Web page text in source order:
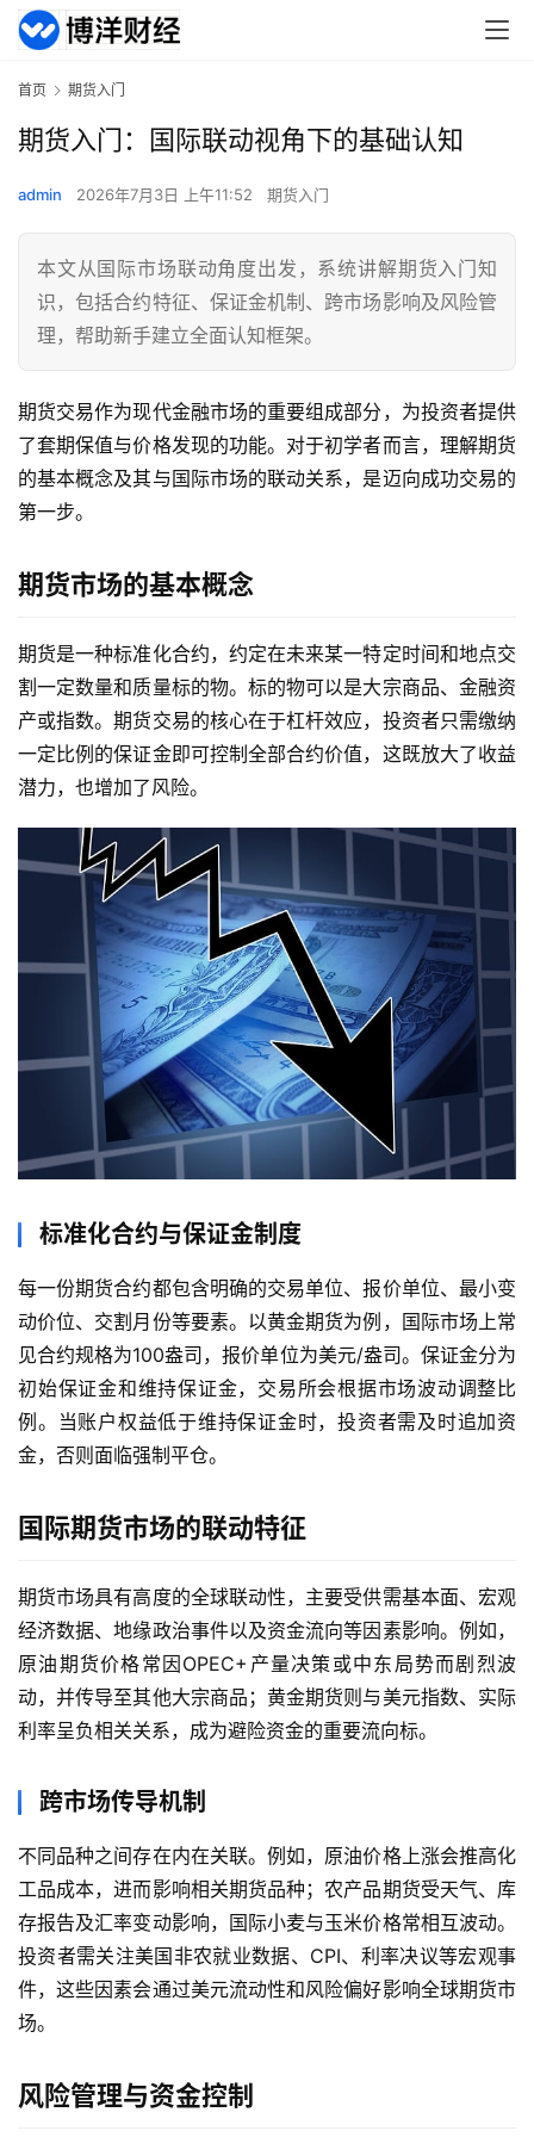
油
首页 期货入门
期货入门：国际联动视角下的基础认知
admin 2026年7月3日 上午11:52 期货入门
本文从国际市场联动角度出发，系统讲解期货入门知
识，包括合约特征、保证金机制、跨市场影响及风险管
理，帮助新手建立全面认知框架。
期货交易作为现代金融市场的重要组成部分，为投资者提供
了套期保值与价格发现的功能。对于初学者而言，理解期货
的基本概念及其与国际市场的联动关系，是迈向成功交易的
第一步。
期货市场的基本概念
期货是一种标准化合约，约定在未来某一特定时间和地点交
割一定数量和质量标的物。标的物可以是大宗商品、金融资
产或指数。期货交易的核心在于杠杆效应，投资者只需缴纳
一定比例的保证金即可控制全部合约价值，这既放大了收益
潜力，也增加了风险。
标准化合约与保证金制度
每一份期货合约都包含明确的交易单位、报价单位、最小变
动价位、交割月份等要素。以黄金期货为例，国际市场上常
见合约规格为100盎司，报价单位为美元/盎司。保证金分为
初始保证金和维持保证金，交易所会根据市场波动调整比
例。当账户权益低于维持保证金时，投资者需及时追加资
金，否则面临强制平仓。
国际期货市场的联动特征
期货市场具有高度的全球联动性，主要受供需基本面、宏观
经济数据、地缘政治事件以及资金流向等因素影响。例如，
原油期货价格常因OPEC+产量决策或中东局势而剧烈波
动，并传导至其他大宗商品；黄金期货则与美元指数、实际
利率呈负相关关系，成为避险资金的重要流向标。
跨市场传导机制
不同品种之间存在内在关联。例如，原油价格上涨会推高化
工品成本，进而影响相关期货品种；农产品期货受天气、库
存报告及汇率变动影响，国际小麦与玉米价格常相互波动。
投资者需关注美国非农就业数据、CPI、利率决议等宏观事
件，这些因素会通过美元流动性和风险偏好影响全球期货市
场。
风险管理与资金控制